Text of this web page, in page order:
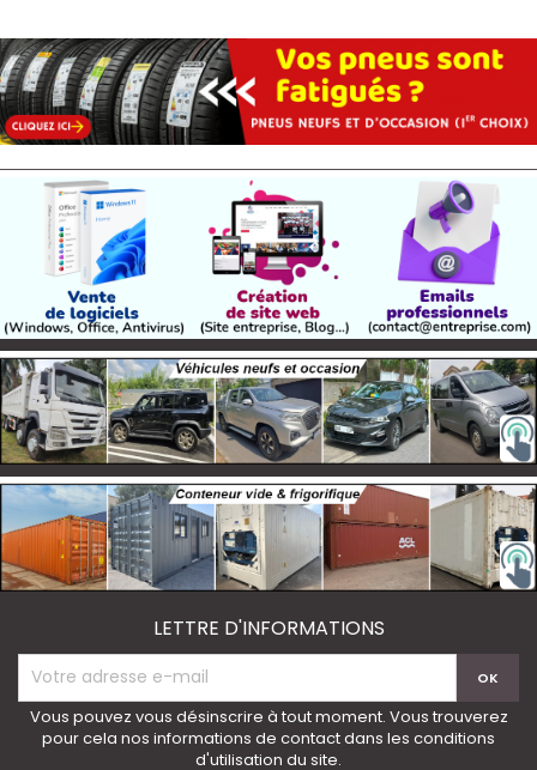
LETTRE D'INFORMATIONS
Vous pouvez vous désinscrire à tout moment. Vous trouverez
pour cela nos informations de contact dans les conditions
d'utilisation du site.